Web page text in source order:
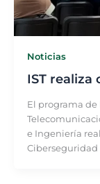
Noticias
IST realiza
El programa
e Ingeniería